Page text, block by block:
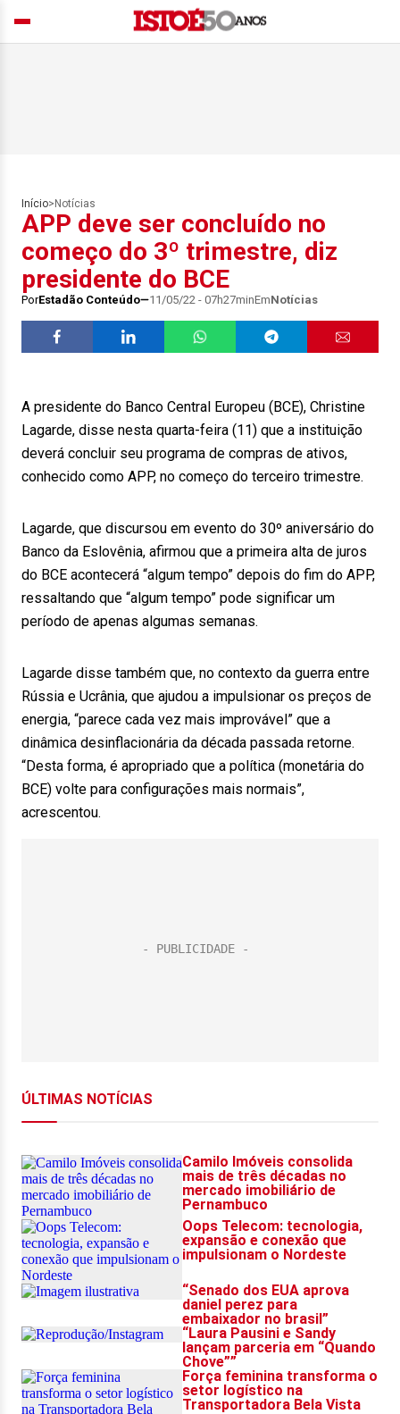
Início> Notícias
APP deve ser concluído no
começo do 3º trimestre, diz
presidente do BCE
PorEstadão Conteúdo 11/05/22 - 07h27minEmNotícias
A presidente do Banco Central Europeu (BCE), Christine
Lagarde, disse nesta quarta-feira (11) que a instituição
deverá concluir seu programa de compras de ativos,
conhecido como APP, no começo do terceiro trimestre.
Lagarde, que discursou em evento do 30º aniversário do
Banco da Eslovênia, afirmou que a primeira alta de juros
do BCE acontecerá “algum tempo” depois do fim do APP,
ressaltando que “algum tempo” pode significar um
período de apenas algumas semanas.
Lagarde disse também que, no contexto da guerra entre
Rússia e Ucrânia, que ajudou a impulsionar os preços de
energia, “parece cada vez mais improvável” que a
dinâmica desinflacionária da década passada retorne.
“Desta forma, é apropriado que a política (monetária do
BCE) volte para configurações mais normais”,
acrescentou.